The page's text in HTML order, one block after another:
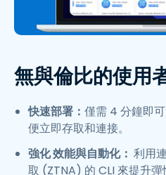
無與倫比的使用
快速部署： 僅需 4 分鐘即
便立即存取和連接。
強化 效能與自動化： 利用
取 (ZTNA) 的 CLI 來提升